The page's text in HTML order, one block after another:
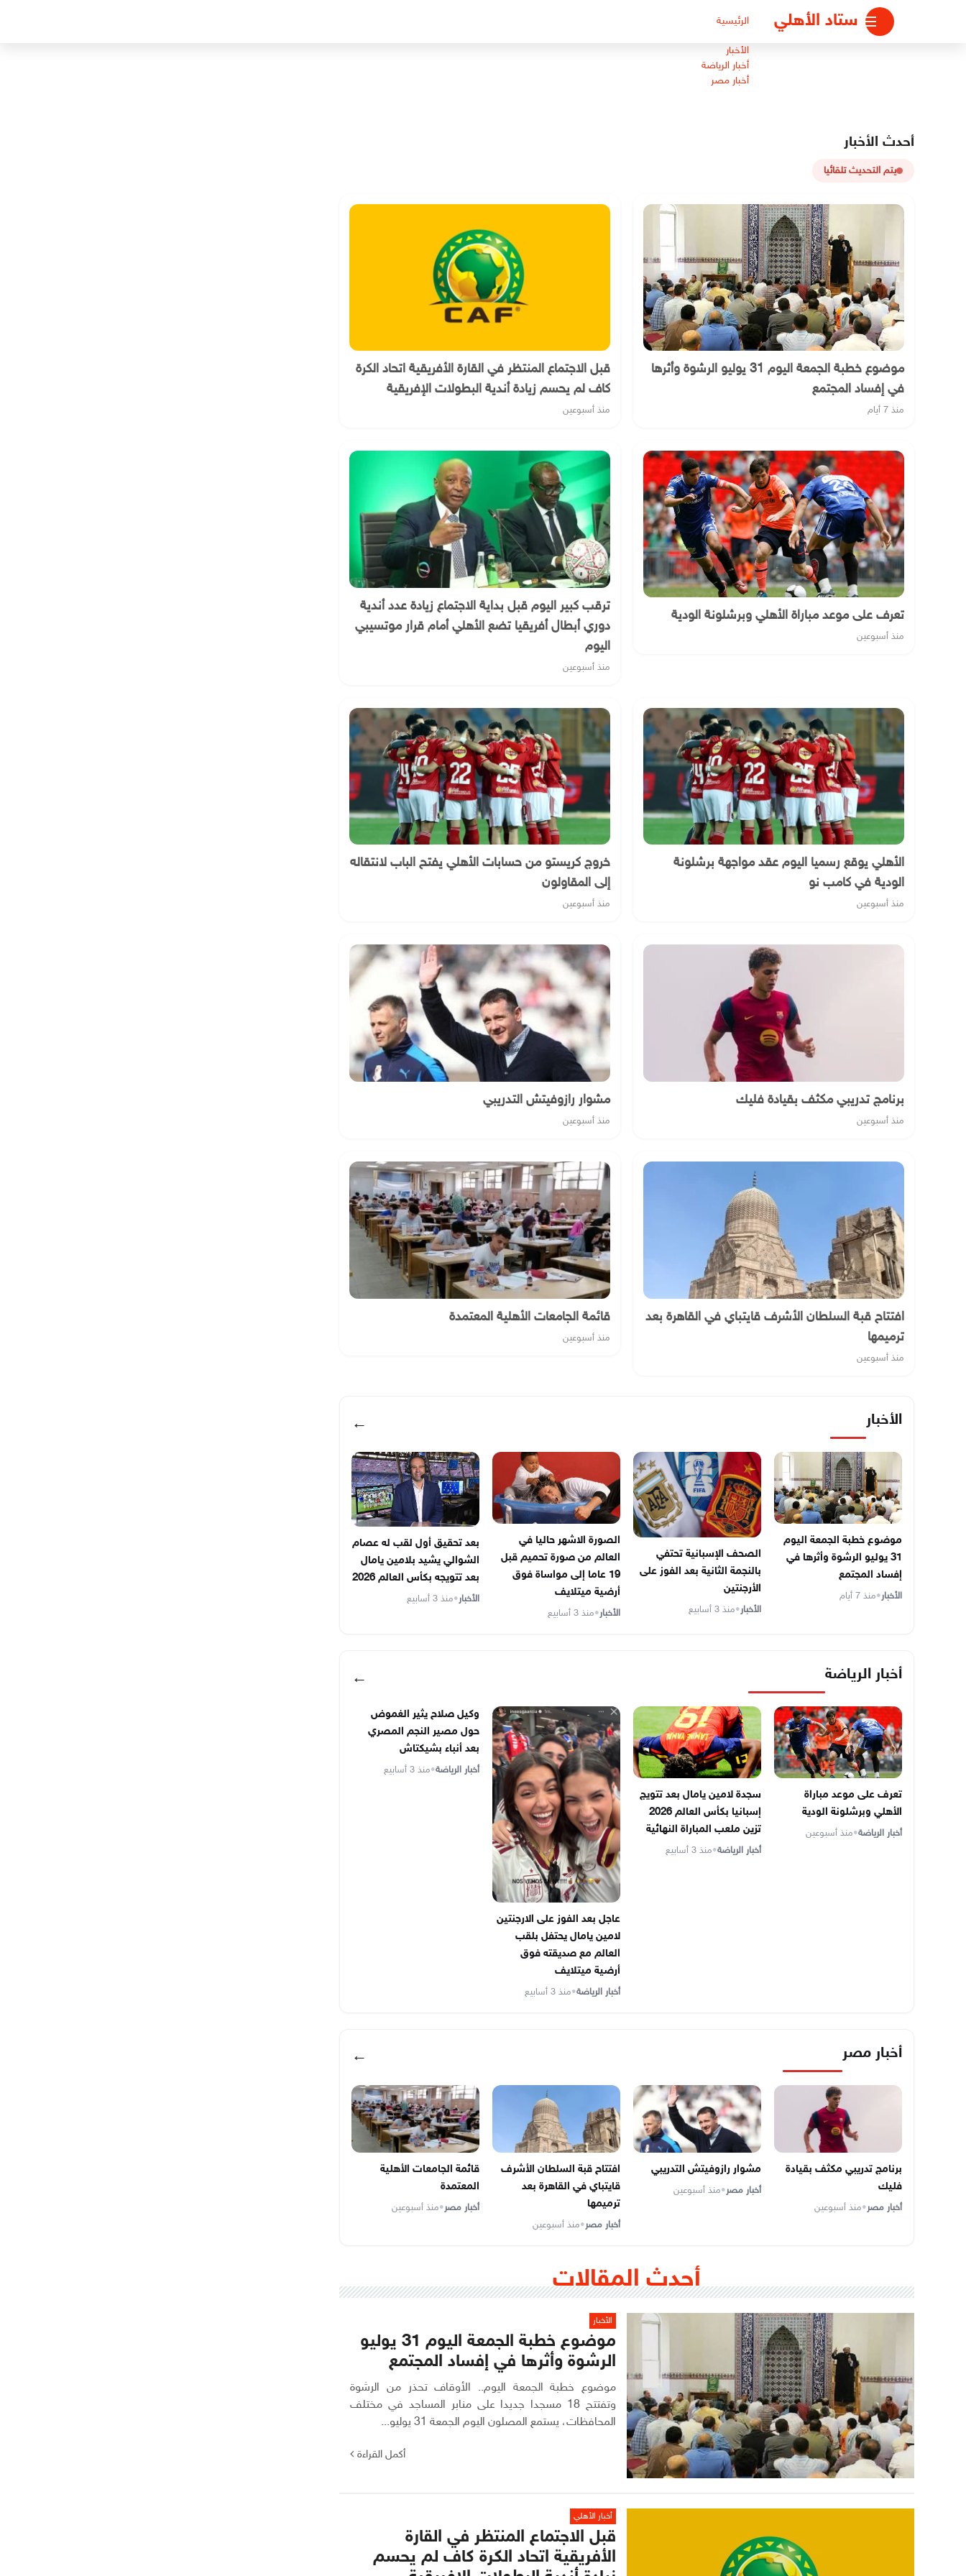
ستاد الأهلي الرئيسية
الأخبار
أخبار الرياضة
أخبار مصر
أحدث الأخبار
يتم التحديث تلقائيا
موضوع خطبة الجمعة اليوم 31 يوليو الرشوة وأثرها
في إفساد المجتمع
منذ 7 أيام
قبل الاجتماع المنتظر في القارة الأفريقية اتحاد الكرة
كاف لم يحسم زيادة أندية البطولات الإفريقية
منذ أسبوعين
تعرف على موعد مباراة الأهلي وبرشلونة الودية
منذ أسبوعين
ترقب كبير اليوم قبل بداية الاجتماع زيادة عدد أندية
دوري أبطال أفريقيا تضع الأهلي أمام قرار موتسيبي
اليوم
منذ أسبوعين
الأهلي يوقع رسميا اليوم عقد مواجهة برشلونة
الودية في كامب نو
منذ أسبوعين
خروج كريستو من حسابات الأهلي يفتح الباب لانتقاله
إلى المقاولون
منذ أسبوعين
برنامج تدريبي مكثف بقيادة فليك
منذ أسبوعين
مشوار رازوفيتش التدريبي
منذ أسبوعين
افتتاح قبة السلطان الأشرف قايتباي في القاهرة بعد
ترميمها
منذ أسبوعين
قائمة الجامعات الأهلية المعتمدة
منذ أسبوعين
الأخبار ←
موضوع خطبة الجمعة اليوم
31 يوليو الرشوة وأثرها في
إفساد المجتمع
الأخبار•منذ 7 أيام
الصحف الإسبانية تحتفي
بالنجمة الثانية بعد الفوز على
الأرجنتين
الأخبار•منذ 3 أسابيع
الصورة الاشهر حاليا في
العالم من صورة تحميم قبل
19 عاما إلى مواساة فوق
أرضية ميتلايف
الأخبار•منذ 3 أسابيع
بعد تحقيق أول لقب له عصام
الشوالي يشيد بلامين يامال
بعد تتويجه بكأس العالم 2026
الأخبار•منذ 3 أسابيع
أخبار الرياضة ←
تعرف على موعد مباراة
الأهلي وبرشلونة الودية
أخبار الرياضة•منذ أسبوعين
سجدة لامين يامال بعد تتويج
إسبانيا بكأس العالم 2026
تزين ملعب المباراة النهائية
أخبار الرياضة•منذ 3 أسابيع
عاجل بعد الفوز على الارجنتين
لامين يامال يحتفل بلقب
العالم مع صديقته فوق
أرضية ميتلايف
أخبار الرياضة•منذ 3 أسابيع
وكيل صلاح يثير الغموض
حول مصير النجم المصري
بعد أنباء بشيكتاش
أخبار الرياضة•منذ 3 أسابيع
أخبار مصر ←
برنامج تدريبي مكثف بقيادة
فليك
أخبار مصر•منذ أسبوعين
مشوار رازوفيتش التدريبي
أخبار مصر•منذ أسبوعين
افتتاح قبة السلطان الأشرف
قايتباي في القاهرة بعد
ترميمها
أخبار مصر•منذ أسبوعين
قائمة الجامعات الأهلية
المعتمدة
أخبار مصر•منذ أسبوعين
أحدث المقالات
الأخبار
موضوع خطبة الجمعة اليوم 31 يوليو
الرشوة وأثرها في إفساد المجتمع
موضوع خطبة الجمعة اليوم.. الأوقاف تحذر من الرشوة
وتفتتح 18 مسجدا جديدا على منابر المساجد في مختلف
المحافظات، يستمع المصلون اليوم الجمعة 31 يوليو...
أكمل القراءة
أخبار الأهلي
قبل الاجتماع المنتظر في القارة
الأفريقية اتحاد الكرة كاف لم يحسم